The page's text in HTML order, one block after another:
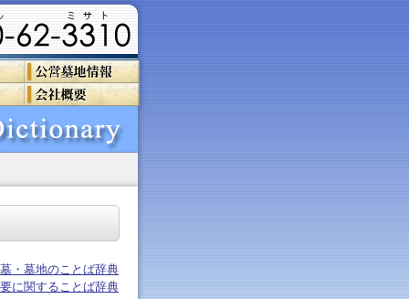
・墓地のことば辞典
に関することば辞典